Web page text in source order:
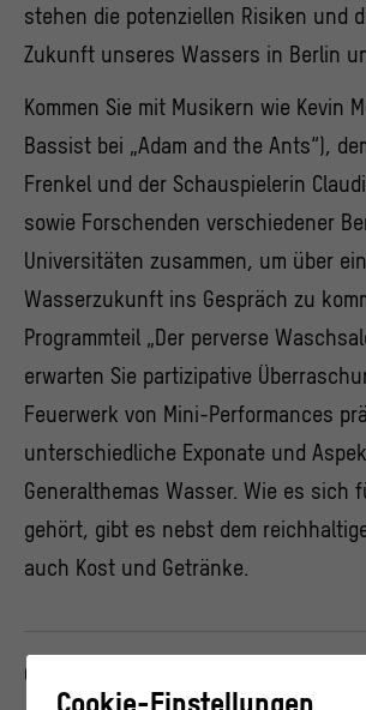
stehen die potenziellen Risiken und
Zukunft unseres Wassers in Berlin
Kommen Sie mit Musikern wie Kevin
Bassist bei „Adam and the Ants“),
Frenkel und der Schauspielerin
sowie Forschenden verschiedener
Universitäten zusammen, um über
Wasserzukunft ins Gespräch zu
Programmteil „Der perverse
erwarten Sie partizipative
Feuerwerk von Mini-Performances
unterschiedliche Exponate und
Generalthemas Wasser. Wie es sich
gehört, gibt es nebst dem
auch Kost und Getränke.
Claudia Burckhardt
Cookie-Einstellungen